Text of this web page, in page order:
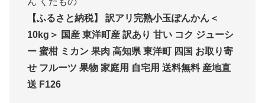
【ふるさと納税】 訳アリ完熟小玉ぽんかん＜
10kg＞ 国産 東洋町産 訳あり 甘い コク ジューシ
ー 蜜柑 ミカン 果肉 高知県 東洋町 四国 お取り寄
せ フルーツ 果物 家庭用 自宅用 送料無料 産地直
送 F126